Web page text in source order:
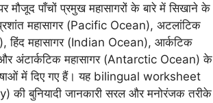
मौजूद पाँचों प्रमुख महासागरों के बारे में सिखाने के
महासागर (Pacific Ocean), अटलांटिक
हिंद महासागर (Indian Ocean), आर्कटिक
अंटार्कटिक महासागर (Antarctic Ocean) के
में दिए गए हैं। यह bilingual worksheet
की बुनियादी जानकारी सरल और मनोरंजक तरीके